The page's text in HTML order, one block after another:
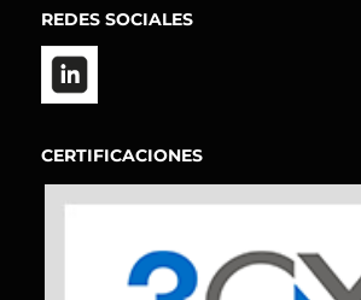
REDES SOCIALES
CERTIFICACIONES